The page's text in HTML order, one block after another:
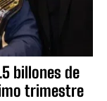
billones de
trimestre